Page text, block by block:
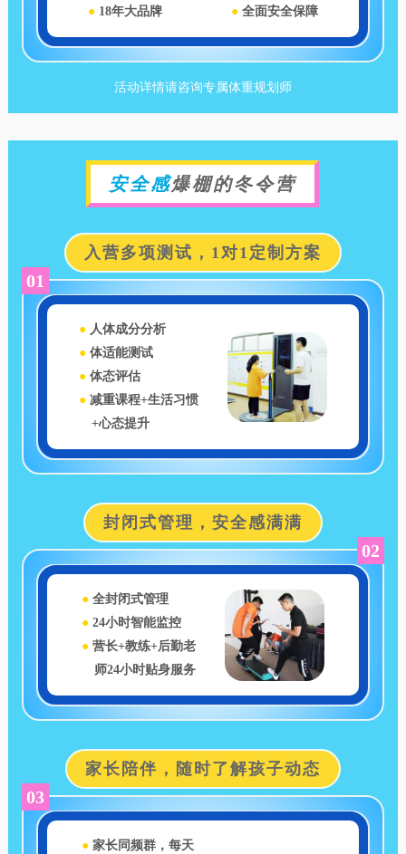
●18年大品牌
● 全面安全保障
活动详情请咨询专属体重规划师
安全感爆棚的冬令营
入营多项测试，1对1定制方案
01
● 人体成分分析
● 体适能测试
● 体态评估
● 减重课程+生活习惯
+心态提升
封闭式管理，安全感满满
02
● 全封闭式管理
● 24小时智能监控
● 营长+教练+后勤老
师24小时贴身服务
家长陪伴，随时了解孩子动态
03
● 家长同频群，每天